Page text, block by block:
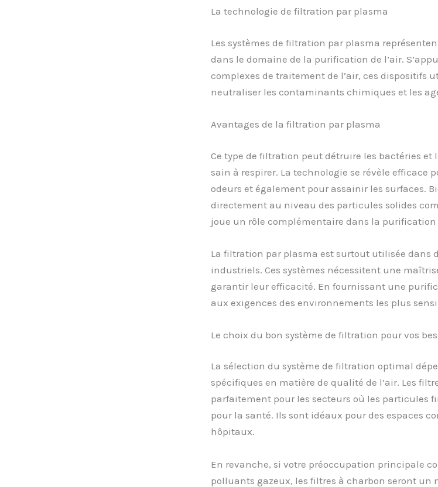
La technologie de filtration par plasma
Les systèmes de filtration par plasma
dans le domaine de la purification de l’air.
complexes de traitement de l’air, ces dispositifs
neutraliser les contaminants chimiques et les
Avantages de la filtration par plasma
Ce type de filtration peut détruire les bactéries et
sain à respirer. La technologie se révèle efficace
odeurs et également pour assainir les surfaces.
directement au niveau des particules solides
joue un rôle complémentaire dans la purification
La filtration par plasma est surtout utilisée dans
industriels. Ces systèmes nécessitent une
garantir leur efficacité. En fournissant une
aux exigences des environnements les plus
Le choix du bon système de filtration pour vos
La sélection du système de filtration optimal
spécifiques en matière de qualité de l’air. Les
parfaitement pour les secteurs où les particules
pour la santé. Ils sont idéaux pour des espaces
hôpitaux.
En revanche, si votre préoccupation principale
polluants gazeux, les filtres à charbon seront un